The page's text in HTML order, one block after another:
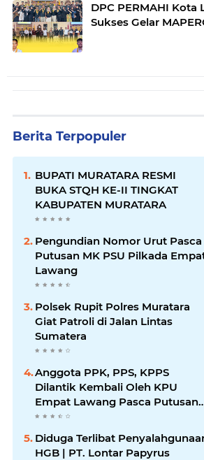
DPC PERMAHI Kota
Sukses Gelar
Berita Terpopuler
BUPATI MURATARA RESMI
BUKA STQH KE-II TINGKAT
KABUPATEN MURATARA
Pengundian Nomor Urut Pasca
Putusan MK PSU Pilkada
Lawang
Polsek Rupit Polres Muratara
Giat Patroli di Jalan Lintas
Sumatera
Anggota PPK, PPS, KPPS
Dilantik Kembali Oleh KPU
Empat Lawang Pasca Putusan
MK
Diduga Terlibat
HGB | PT. Lontar Papyrus